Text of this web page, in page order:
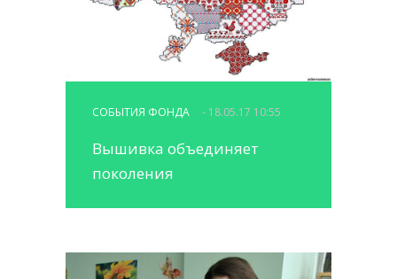
СОБЫТИЯ ФОНДА - 18.05.17 10:55
Вышивка объединяет
поколения